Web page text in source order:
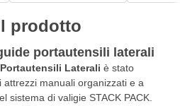
prodotto
portautensili laterali
Portautensili Laterali è stato
manuali organizzati e a
sistema di valigie STACK PACK.